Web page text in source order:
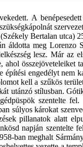
A
Bertalan utca)
áldotta meg
lesz. Már
engedélyt
kell a szűkös
utánzó stílusban.
szentelte
súlyos károkat
pillanatok alatt
napján
ban meghalt